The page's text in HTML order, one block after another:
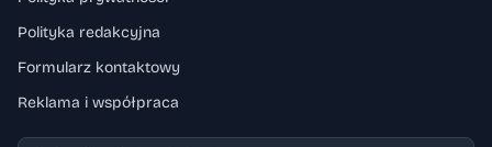
Polityka redakcyjna
Formularz kontaktowy
Reklama i współpraca